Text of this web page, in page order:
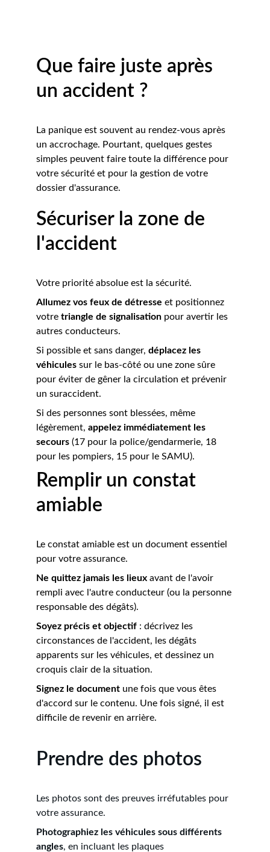
Que faire juste après
un accident ?
La panique est souvent au rendez-vous après
un accrochage. Pourtant, quelques gestes
simples peuvent faire toute la différence pour
votre sécurité et pour la gestion de votre
dossier d'assurance.
Sécuriser la zone de
l'accident
Votre priorité absolue est la sécurité.
Allumez vos feux de détresse et positionnez
votre triangle de signalisation pour avertir les
autres conducteurs.
Si possible et sans danger, déplacez les
véhicules sur le bas-côté ou une zone sûre
pour éviter de gêner la circulation et prévenir
un suraccident.
Si des personnes sont blessées, même
légèrement, appelez immédiatement les
secours (17 pour la police/gendarmerie, 18
pour les pompiers, 15 pour le SAMU).
Remplir un constat
amiable
Le constat amiable est un document essentiel
pour votre assurance.
Ne quittez jamais les lieux avant de l'avoir
rempli avec l'autre conducteur (ou la personne
responsable des dégâts).
Soyez précis et objectif : décrivez les
circonstances de l'accident, les dégâts
apparents sur les véhicules, et dessinez un
croquis clair de la situation.
Signez le document une fois que vous êtes
d'accord sur le contenu. Une fois signé, il est
difficile de revenir en arrière.
Prendre des photos
Les photos sont des preuves irréfutables pour
votre assurance.
Photographiez les véhicules sous différents
angles, en incluant les plaques